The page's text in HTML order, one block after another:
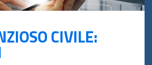
CIVILE: